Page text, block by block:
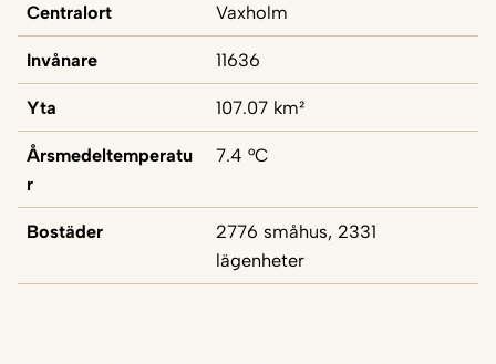
Centralort Vaxholm
Invånare 11636
Yta 107.07 km²
Årsmedeltemperatu
r
7.4 °C
Bostäder
2776 småhus, 2331
lägenheter